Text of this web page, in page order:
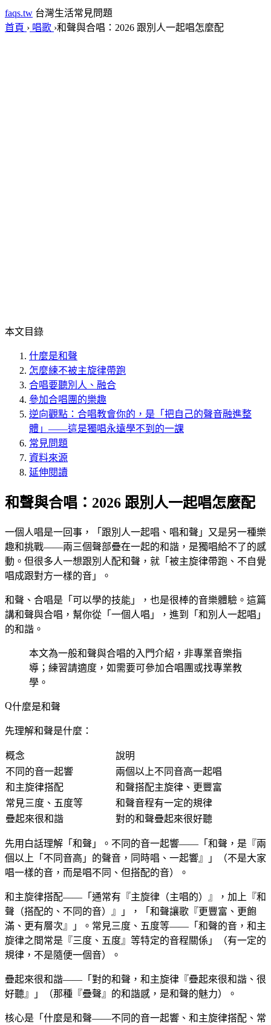
faqs.tw 台灣生活常見問題
首頁 › 唱歌 ›和聲與合唱：2026 跟別人一起唱怎麼配
本文目錄
什麼是和聲
怎麼練不被主旋律帶跑
合唱要聽別人、融合
參加合唱團的樂趣
逆向觀點：合唱教會你的，是「把自己的聲音融進整
體」——這是獨唱永遠學不到的一課
常見問題
資料來源
延伸閱讀
和聲與合唱：2026 跟別人一起唱怎麼配
一個人唱是一回事，「跟別人一起唱、唱和聲」又是另一種樂
趣和挑戰——兩三個聲部疊在一起的和諧，是獨唱給不了的感
動。但很多人一想跟別人配和聲，就「被主旋律帶跑、不自覺
唱成跟對方一樣的音」。
和聲、合唱是「可以學的技能」，也是很棒的音樂體驗。這篇
講和聲與合唱，幫你從「一個人唱」，進到「和別人一起唱」
的和諧。
本文為一般和聲與合唱的入門介紹，非專業音樂指
導；練習請適度，如需要可參加合唱團或找專業教
學。
什麼是和聲
先理解和聲是什麼：
概念
說明
不同的音一起響
兩個以上不同音高一起唱
和主旋律搭配
和聲搭配主旋律、更豐富
常見三度、五度等
和聲音程有一定的規律
疊起來很和諧
對的和聲疊起來很好聽
先用白話理解「和聲」。不同的音一起響——「和聲，是『兩
個以上「不同音高」的聲音，同時唱、一起響』」（不是大家
唱一樣的音，而是唱不同、但搭配的音）。
和主旋律搭配——「通常有『主旋律（主唱的）』，加上『和
聲（搭配的、不同的音）』」，「和聲讓歌『更豐富、更飽
滿、更有層次』」。常見三度、五度等——「和聲的音，和主
旋律之間常是『三度、五度』等特定的音程關係」（有一定的
規律，不是隨便一個音）。
疊起來很和諧——「對的和聲，和主旋律『疊起來很和諧、很
好聽』」（那種『疊聲』的和諧感，是和聲的魅力）。
核心是「什麼是和聲——不同的音一起響、和主旋律搭配、常